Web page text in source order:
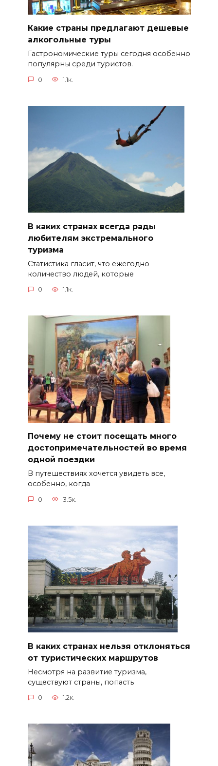
Какие страны предлагают дешевые
алкогольные туры
Гастрономические туры сегодня особенно
популярны среди туристов.
0 1.1к.
В каких странах всегда рады
любителям экстремального
туризма
Статистика гласит, что ежегодно
количество людей, которые
0 1.1к.
Почему не стоит посещать много
достопримечательностей во время
одной поездки
В путешествиях хочется увидеть все,
особенно, когда
0 3.5к.
В каких странах нельзя отклоняться
от туристических маршрутов
Несмотря на развитие туризма,
существуют страны, попасть
0 1.2к.